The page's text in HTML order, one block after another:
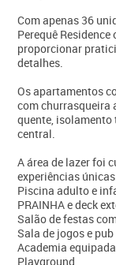
Com apenas 36
Perequê
proporcionar
detalhes.
Os apartamentos
com churrasqueira
quente,
central.
A área de lazer foi
experiências
Piscina adulto e
PRAINHA e deck
Salão de festas
Sala de jogos e pub
Academia equipada
Playground